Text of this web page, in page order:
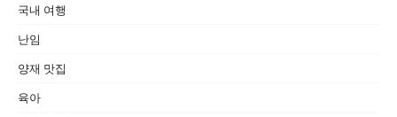
국내 여행
난임
양재 맛집
육아